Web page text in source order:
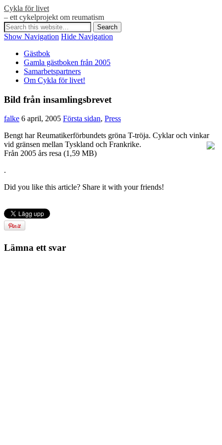
Cykla för livet
– ett cykelprojekt om reumatism
Show Navigation Hide Navigation
Gästbok
Gamla gästboken från 2005
Samarbetspartners
Om Cykla för livet!
Bild från insamlingsbrevet
falke 6 april, 2005 Första sidan, Press
Bengt har Reumatikerförbundets gröna T-tröja. Cyklar och vinkar
vid gränsen mellan Tyskland och Frankrike.
Från 2005 års resa (1,59 MB)
.
Did you like this article? Share it with your friends!
Lämna ett svar